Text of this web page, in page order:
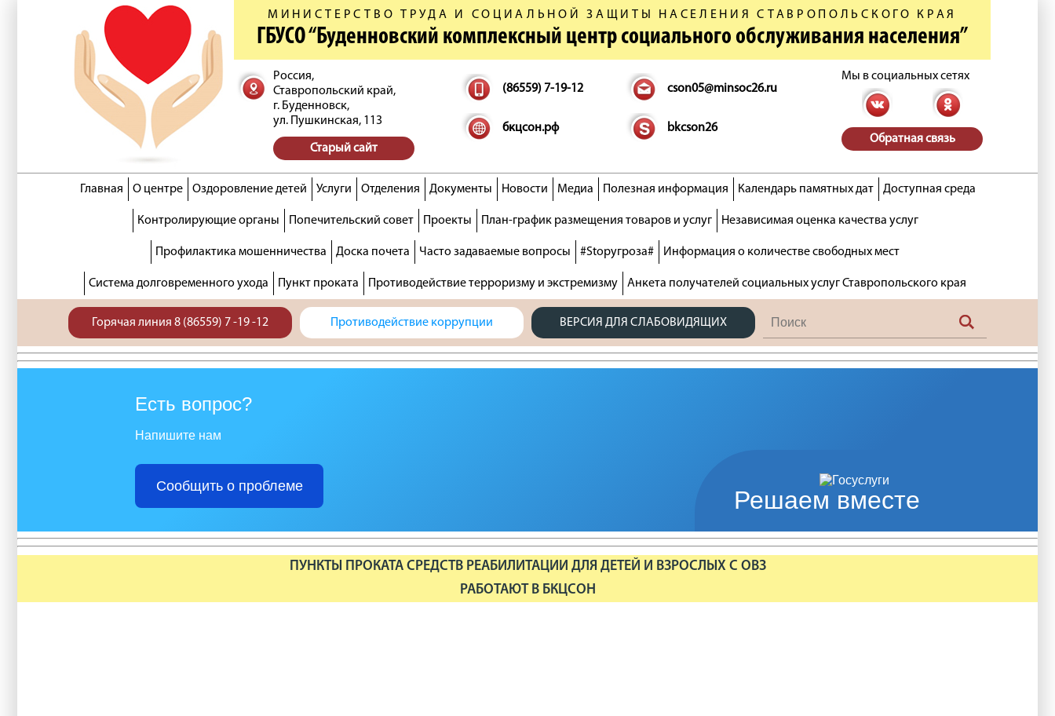
МИНИСТЕРСТВО ТРУДА И СОЦИАЛЬНОЙ ЗАЩИТЫ НАСЕЛЕНИЯ СТАВРОПОЛЬСКОГО КРАЯ
ГБУСО “Буденновский комплексный центр социального обслуживания населения”
Россия,
Ставропольский край,
г. Буденновск,
ул. Пушкинская, 113
Старый сайт
(86559) 7-19-12 cson05@minsoc26.ru
бкцсон.рф bkcson26
Мы в социальных сетях
Обратная связь
Главная О центре Оздоровление детей Услуги Отделения Документы Новости Медиа Полезная информация Календарь памятных дат Доступная среда
Контролирующие органы Попечительский совет Проекты План-график размещения товаров и услуг Независимая оценка качества услуг
Профилактика мошенничества Доска почета Часто задаваемые вопросы #Stopугроза# Информация о количестве свободных мест
Система долговременного ухода Пункт проката Противодействие терроризму и экстремизму Анкета получателей социальных услуг Ставропольского края
Горячая линия 8 (86559) 7 -19 -12 Противодействие коррупции ВЕРСИЯ ДЛЯ СЛАБОВИДЯЩИХ
Решаем вместе
Есть вопрос?
Напишите нам
Сообщить о проблеме
ПУНКТЫ ПРОКАТА СРЕДСТВ РЕАБИЛИТАЦИИ ДЛЯ ДЕТЕЙ И ВЗРОСЛЫХ С ОВЗ
РАБОТАЮТ В БКЦСОН